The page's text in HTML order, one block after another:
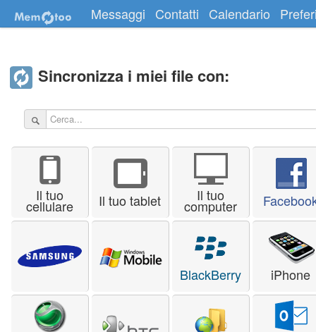
Messaggi Contatti Calendario
Sincronizza i miei file con:
Il tuo
cellulare Il tuo tablet Il tuo
computer
BlackBerry iPhone